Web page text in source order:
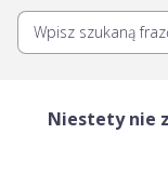
Niestety nie